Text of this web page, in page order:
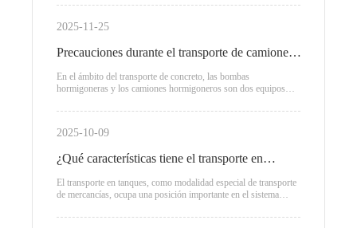
temperatura ambiente, refrigeración y aduanas en zona franca,
afectada.
2025-11-25
Precauciones durante el transporte de camiones
hormigoneros y camiones de vertido
En el ámbito del transporte de concreto, las bombas
hormigoneras y los camiones hormigoneros son dos equipos
transportar el concreto desde el lugar de producción hasta el sitio
2025-10-09
¿Qué características tiene el transporte en
tanques?
El transporte en tanques, como modalidad especial de transporte
de mercancías, ocupa una posición importante en el sistema
líquidos, gases y ciertos materiales a granel, y cuenta con